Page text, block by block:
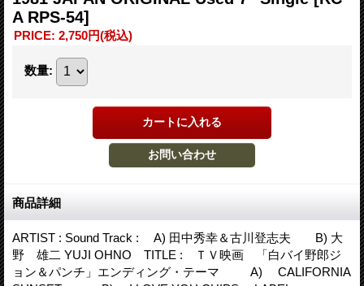
A RPS-54]
PRICE: 2,750円(税込)
数量:
商品詳細
ARTIST : Sound Track : A) 田中秀幸＆古川登志夫 B) 大
野 雄二 YUJI OHNO TITLE : ＴＶ映画 「白バイ野郎ジ
ョン＆パンチ」エンディング・テーマ A) CALIFORNIA